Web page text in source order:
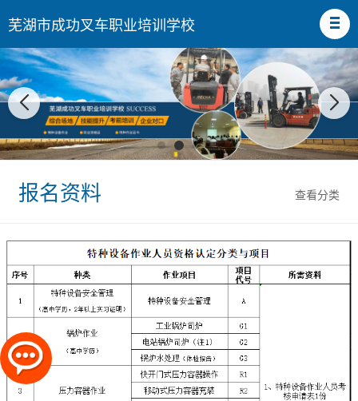
芜湖市成功叉车职业培训学校
查看分类
报名资料